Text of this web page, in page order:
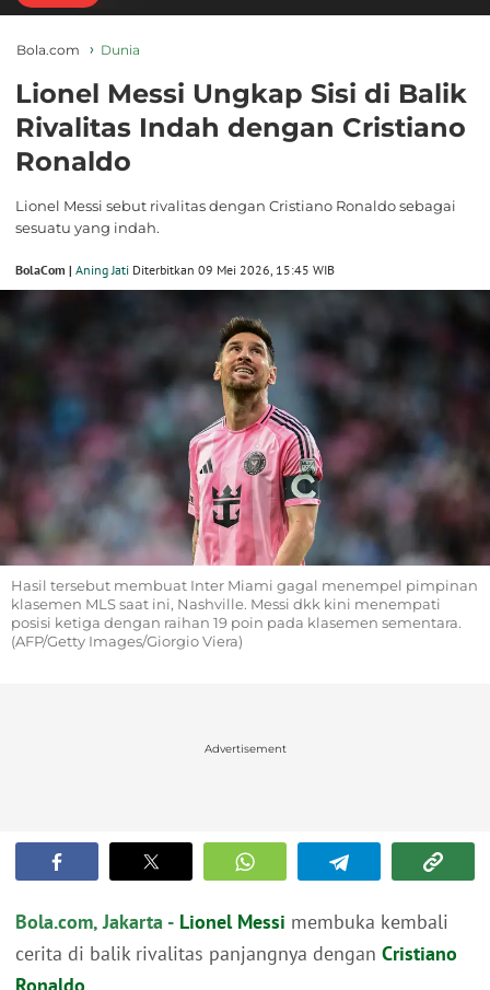
Bola.com Dunia
Lionel Messi Ungkap Sisi di Balik
Rivalitas Indah dengan Cristiano
Ronaldo
Lionel Messi sebut rivalitas dengan Cristiano Ronaldo sebagai
sesuatu yang indah.
BolaCom | Aning Jati Diterbitkan 09 Mei 2026, 15:45 WIB
Hasil tersebut membuat Inter Miami gagal menempel pimpinan
klasemen MLS saat ini, Nashville. Messi dkk kini menempati
posisi ketiga dengan raihan 19 poin pada klasemen sementara.
(AFP/Getty Images/Giorgio Viera)
Advertisement
Bola.com, Jakarta - Lionel Messi membuka kembali
cerita di balik rivalitas panjangnya dengan Cristiano